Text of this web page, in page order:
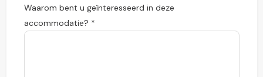
Waarom bent u geïnteresseerd in deze
accommodatie? *